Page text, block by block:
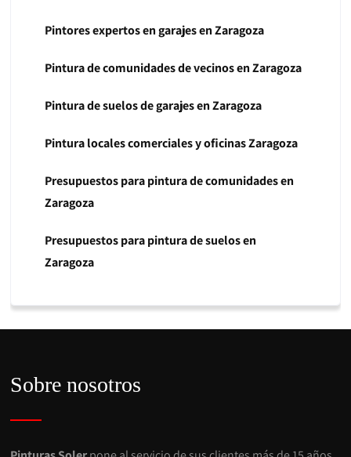
Pintores expertos en garajes en Zaragoza
Pintura de comunidades de vecinos en Zaragoza
Pintura de suelos de garajes en Zaragoza
Pintura locales comerciales y oficinas Zaragoza
Presupuestos para pintura de comunidades en
Zaragoza
Presupuestos para pintura de suelos en
Zaragoza
Sobre nosotros